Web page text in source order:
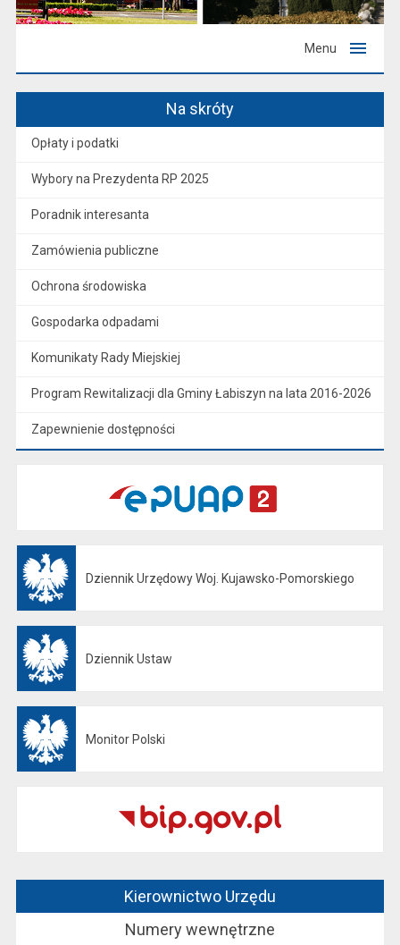
Menu
Na skróty
Opłaty i podatki
Wybory na Prezydenta RP 2025
Poradnik interesanta
Zamówienia publiczne
Ochrona środowiska
Gospodarka odpadami
Komunikaty Rady Miejskiej
Program Rewitalizacji dla Gminy Łabiszyn na lata 2016-2026
Zapewnienie dostępności
Dziennik Urzędowy Woj. Kujawsko-Pomorskiego
Dziennik Ustaw
Monitor Polski
Kierownictwo Urzędu
Numery wewnętrzne